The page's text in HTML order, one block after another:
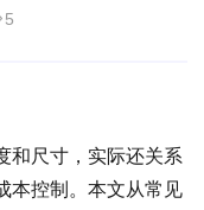
5
和尺寸，实际还关系
本控制。本文从常见